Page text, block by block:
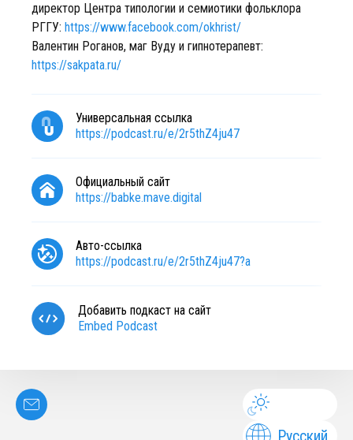
директор Центра типологии и семиотики фольклора
РГГУ: https://www.facebook.com/okhrist/
Валентин Роганов, маг Вуду и гипнотерапевт:
https://sakpata.ru/
Универсальная ссылка
https://podcast.ru/e/2r5thZ4ju47
Официальный сайт
https://babke.mave.digital
Авто-ссылка
https://podcast.ru/e/2r5thZ4ju47?a
Добавить подкаст на сайт
Embed Podcast
Русский